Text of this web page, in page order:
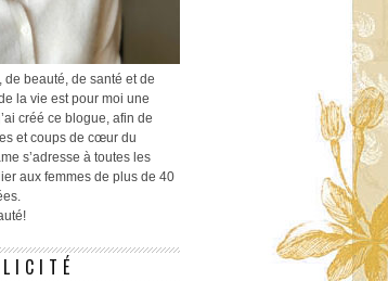
de beauté, de santé et de
la vie est pour moi une
créé ce blogue, afin de
et coups de cœur du
s’adresse à toutes les
aux femmes de plus de 40